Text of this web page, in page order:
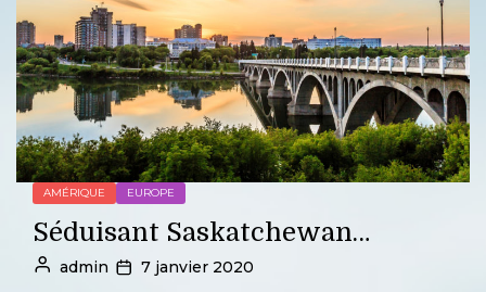
AMÉRIQUE EUROPE
Séduisant Saskatchewan…
admin 7 janvier 2020